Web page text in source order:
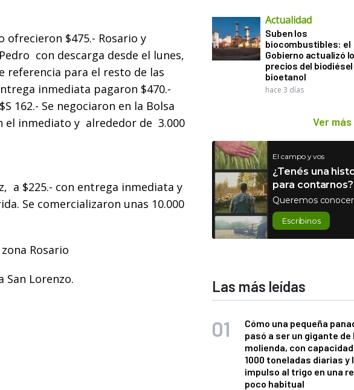
$475.- Rosario y
con descarga desde el lunes,
referencia para el resto de las
inmediata pagaron $470.-
162.- Se negociaron en la Bolsa
el inmediato y alrededor de 3.000
a $225.- con entrega inmediata y
Se comercializaron unas 10.000
Rosario
San Lorenzo.
Actualidad
Suben los
biocombustibles: el
Gobierno actualizó
precios del biodiésel
bioetanol
hace 3 días
Ver más
El campo y vos
¿Tenés una
para contarnos?
Queremos
Escribinos
Las más leídas
Cómo una pequeña
pasó a ser un gigante de
molienda, con
1000 toneladas diarias y
impulso al trigo en una
poco habitual